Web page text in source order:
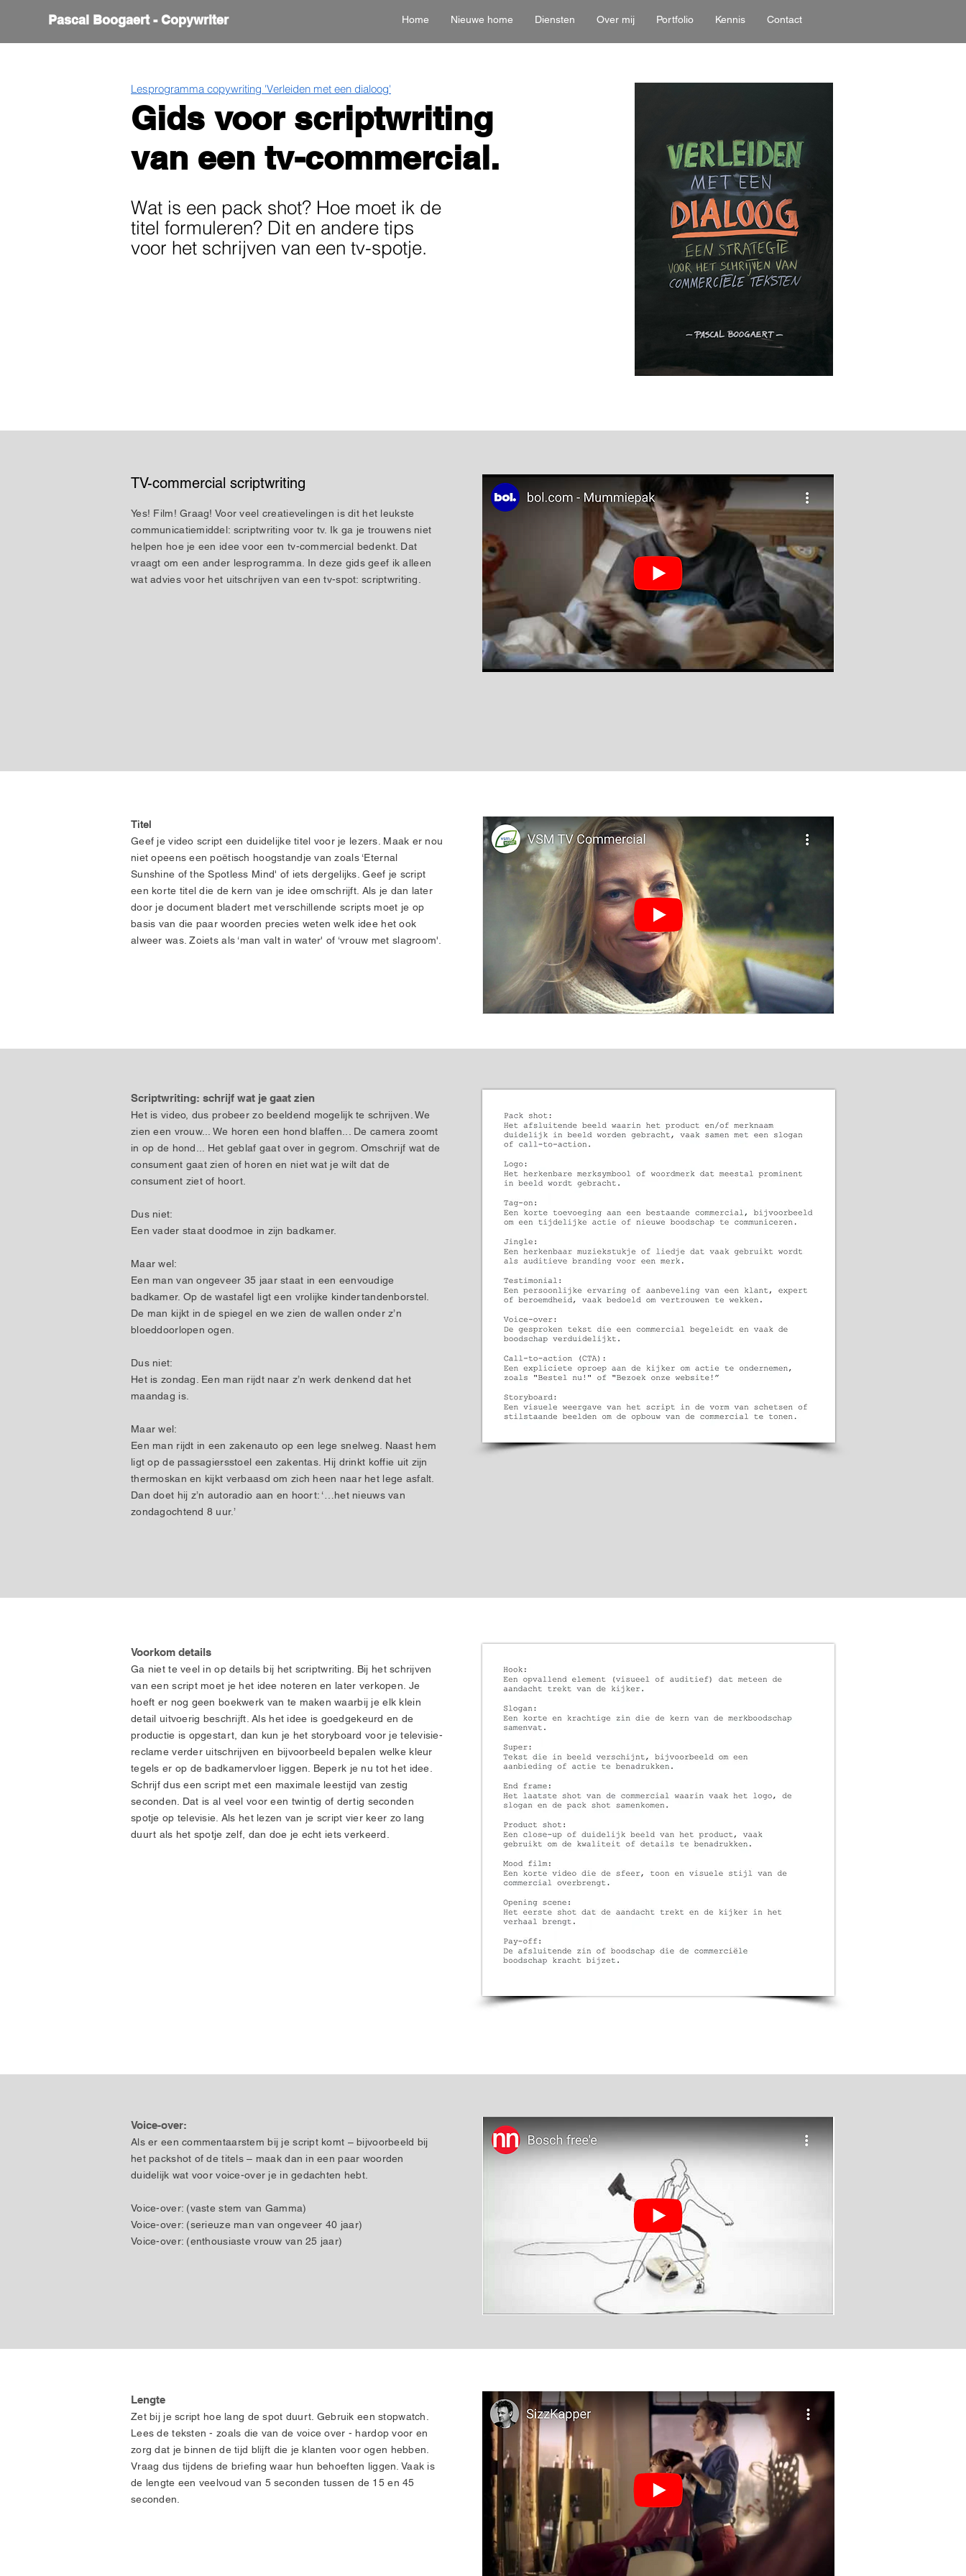
Pascal Boogaert - Copywriter Home Nieuwe home Diensten Over mij Portfolio Kennis Contact
Lesprogramma copywriting 'Verleiden met een dialoog'
Gids voor scriptwriting
van een tv-commercial.
Wat is een pack shot? Hoe moet ik de
titel formuleren? Dit en andere tips
voor het schrijven van een tv-spotje.
TV-commercial scriptwriting
Yes! Film! Graag! Voor veel creatievelingen is dit het leukste
communicatiemiddel: scriptwriting voor tv. Ik ga je trouwens niet
helpen hoe je een idee voor een tv-commercial bedenkt. Dat
vraagt om een ander lesprogramma. In deze gids geef ik alleen
wat advies voor het uitschrijven van een tv-spot: scriptwriting.
Titel
Geef je video script een duidelijke titel voor je lezers. Maak er nou
niet opeens een poëtisch hoogstandje van zoals ‘Eternal
Sunshine of the Spotless Mind' of iets dergelijks. Geef je script
een korte titel die de kern van je idee omschrijft. Als je dan later
door je document bladert met verschillende scripts moet je op
basis van die paar woorden precies weten welk idee het ook
alweer was. Zoiets als ‘man valt in water' of ‘vrouw met slagroom'.
Scriptwriting: schrijf wat je gaat zien
Het is video, dus probeer zo beeldend mogelijk te schrijven. We
zien een vrouw... We horen een hond blaffen... De camera zoomt
in op de hond... Het geblaf gaat over in gegrom. Omschrijf wat de
consument gaat zien of horen en niet wat je wilt dat de
consument ziet of hoort.
Dus niet:
Een vader staat doodmoe in zijn badkamer.
Maar wel:
Een man van ongeveer 35 jaar staat in een eenvoudige
badkamer. Op de wastafel ligt een vrolijke kindertandenborstel.
De man kijkt in de spiegel en we zien de wallen onder z’n
bloeddoorlopen ogen.
Dus niet:
Het is zondag. Een man rijdt naar z’n werk denkend dat het
maandag is.
Maar wel:
Een man rijdt in een zakenauto op een lege snelweg. Naast hem
ligt op de passagiersstoel een zakentas. Hij drinkt koffie uit zijn
thermoskan en kijkt verbaasd om zich heen naar het lege asfalt.
Dan doet hij z’n autoradio aan en hoort: ‘…het nieuws van
zondagochtend 8 uur.’
Voorkom details
Ga niet te veel in op details bij het scriptwriting. Bij het schrijven
van een script moet je het idee noteren en later verkopen. Je
hoeft er nog geen boekwerk van te maken waarbij je elk klein
detail uitvoerig beschrijft. Als het idee is goedgekeurd en de
productie is opgestart, dan kun je het storyboard voor je televisie-
reclame verder uitschrijven en bijvoorbeeld bepalen welke kleur
tegels er op de badkamervloer liggen. Beperk je nu tot het idee.
Schrijf dus een script met een maximale leestijd van zestig
seconden. Dat is al veel voor een twintig of dertig seconden
spotje op televisie. Als het lezen van je script vier keer zo lang
duurt als het spotje zelf, dan doe je echt iets verkeerd.
Voice-over:
Als er een commentaarstem bij je script komt – bijvoorbeeld bij
het packshot of de titels – maak dan in een paar woorden
duidelijk wat voor voice-over je in gedachten hebt.
Voice-over: (vaste stem van Gamma)
Voice-over: (serieuze man van ongeveer 40 jaar)
Voice-over: (enthousiaste vrouw van 25 jaar)
Lengte
Zet bij je script hoe lang de spot duurt. Gebruik een stopwatch.
Lees de teksten - zoals die van de voice over - hardop voor en
zorg dat je binnen de tijd blijft die je klanten voor ogen hebben.
Vraag dus tijdens de briefing waar hun behoeften liggen. Vaak is
de lengte een veelvoud van 5 seconden tussen de 15 en 45
seconden.